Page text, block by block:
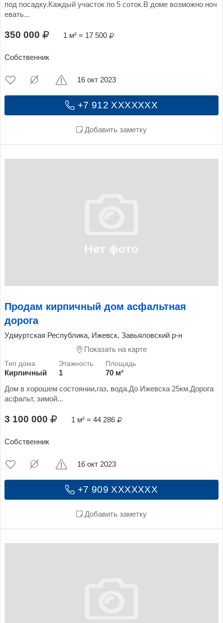
под посадку.Каждый участок по 5 соток.В доме возможно ноч
евать...
350 000 1 м² = 17 500
Собственник
+7 912 XXXXXXX
Добавить заметку
16 окт 2023
Продам кирпичный дом асфальтная
дорога
Удмуртская Республика, Ижевск, Завьяловский р-н
Показать на карте
Кирпичный 1
70 м²
Дом в хорошем состоянии,газ, вода.До Ижевска 25км.Дорога
асфальт, зимой...
3 100 000 1 м² = 44 286
Собственник
+7 909 XXXXXXX
Добавить заметку
16 окт 2023